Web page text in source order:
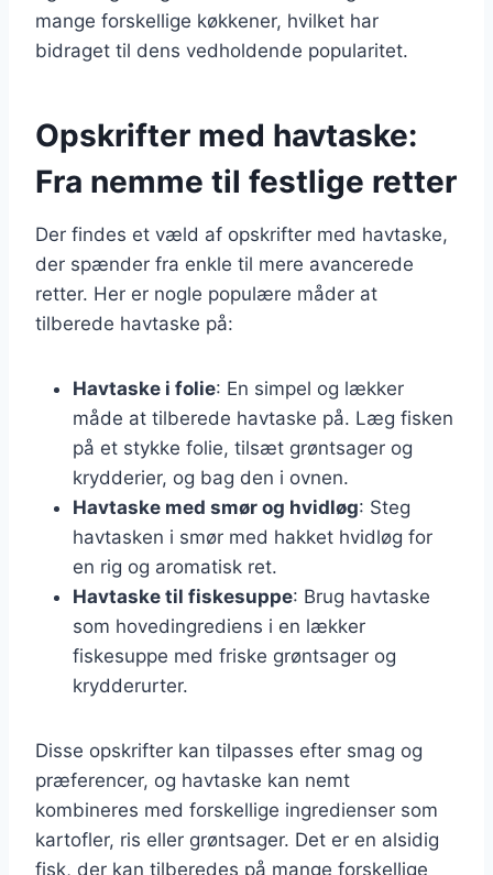
mange forskellige køkkener, hvilket har
bidraget til dens vedholdende popularitet.
Opskrifter med havtaske:
Fra nemme til festlige retter
Der findes et væld af opskrifter med havtaske,
der spænder fra enkle til mere avancerede
retter. Her er nogle populære måder at
tilberede havtaske på:
Havtaske i folie: En simpel og lækker
måde at tilberede havtaske på. Læg fisken
på et stykke folie, tilsæt grøntsager og
krydderier, og bag den i ovnen.
Havtaske med smør og hvidløg: Steg
havtasken i smør med hakket hvidløg for
en rig og aromatisk ret.
Havtaske til fiskesuppe: Brug havtaske
som hovedingrediens i en lækker
fiskesuppe med friske grøntsager og
krydderurter.
Disse opskrifter kan tilpasses efter smag og
præferencer, og havtaske kan nemt
kombineres med forskellige ingredienser som
kartofler, ris eller grøntsager. Det er en alsidig
fisk, der kan tilberedes på mange forskellige